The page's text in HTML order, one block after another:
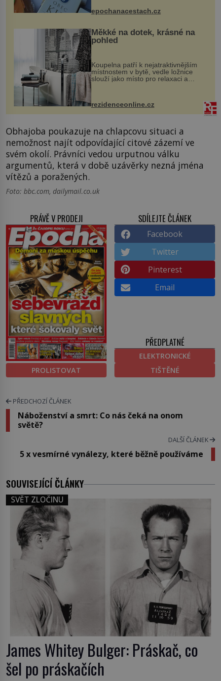
epochanacestach.cz
Měkké na dotek, krásné na
pohled
Koupelna patří k nejatraktivnějším
místnostem v bytě, vedle ložnice
slouží jako místo pro relaxaci a
odpočinek. Koupelnový textil –
ručníky, osušky a koberečky –
mohou jako mávnutím kouzelného
proutku...
rezidenceonline.cz
Obhajoba poukazuje na chlapcovu situaci a
nemožnost najít odpovídající citové zázemí ve
svém okolí. Právníci vedou urputnou válku
argumentů, která v době uzávěrky nezná jména
vítězů a poražených.
Foto: bbc.com, dailymail.co.uk
PRÁVĚ V PRODEJI
PROLISTOVAT
SDÍLEJTE ČLÁNEK
Facebook
Twitter
Pinterest
Email
PŘEDPLATNÉ
ELEKTRONICKÉ
TIŠTĚNÉ
PŘEDCHOZÍ ČLÁNEK
Náboženství a smrt: Co nás čeká na onom
světě?
DALŠÍ ČLÁNEK
5 x vesmírné vynálezy, které běžně používáme
SOUVISEJÍCÍ ČLÁNKY
SVĚT ZLOČINU
James Whitey Bulger: Práskač, co
šel po práskačích